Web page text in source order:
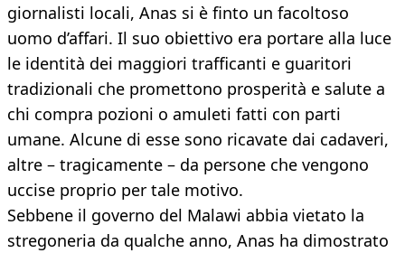
giornalisti locali, Anas si è finto un facoltoso
uomo d’affari. Il suo obiettivo era portare alla luce
le identità dei maggiori trafficanti e guaritori
tradizionali che promettono prosperità e salute a
chi compra pozioni o amuleti fatti con parti
umane. Alcune di esse sono ricavate dai cadaveri,
altre – tragicamente – da persone che vengono
uccise proprio per tale motivo.
Sebbene il governo del Malawi abbia vietato la
stregoneria da qualche anno, Anas ha dimostrato